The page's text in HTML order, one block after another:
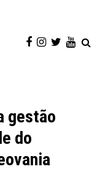
gestão
do